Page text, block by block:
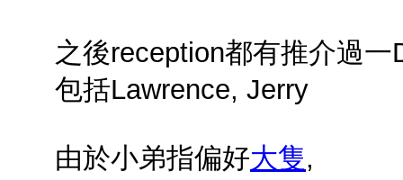
之後reception都有推介過一
包括Lawrence, Jerry
由於小弟指偏好大隻,